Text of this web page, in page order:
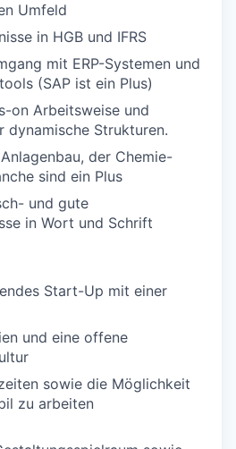
Umfeld
in HGB und IFRS
mit ERP-Systemen und
(SAP ist ein Plus)
on Arbeitsweise und
dynamische Strukturen.
der Chemie-
sind ein Plus
und gute
in Wort und Schrift
Start-Up mit einer
und eine offene
sowie die Möglichkeit
zu arbeiten